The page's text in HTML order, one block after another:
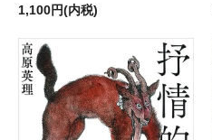
1,100円(内税)